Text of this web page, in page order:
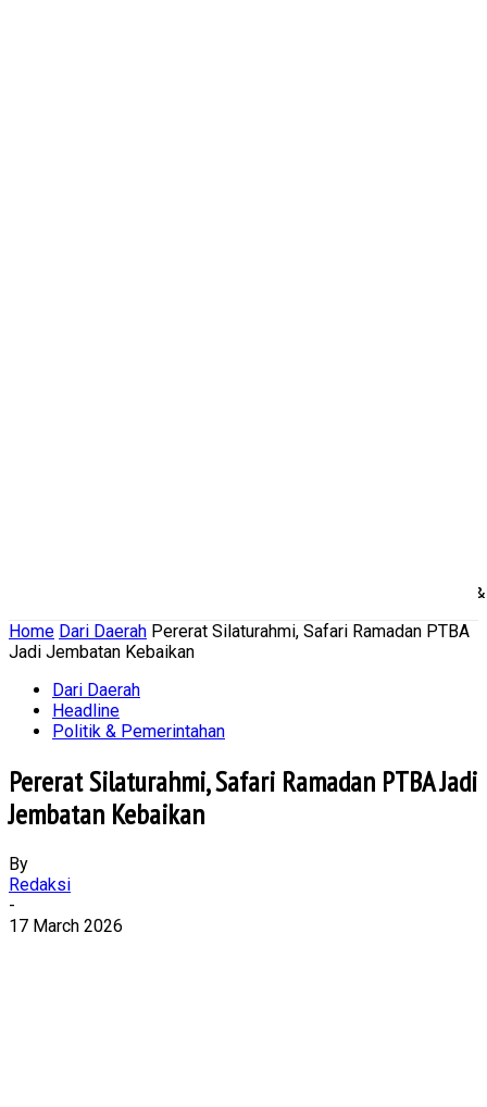
Politik
Home Dari Daerah Pererat Silaturahmi, Safari Ramadan PTBA
Jadi Jembatan Kebaikan
Dari Daerah
Headline
Politik & Pemerintahan
Pererat Silaturahmi, Safari Ramadan PTBA Jadi
Jembatan Kebaikan
By
Redaksi
-
17 March 2026